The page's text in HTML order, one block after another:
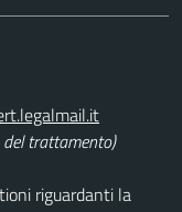
trattamento)
riguardanti la